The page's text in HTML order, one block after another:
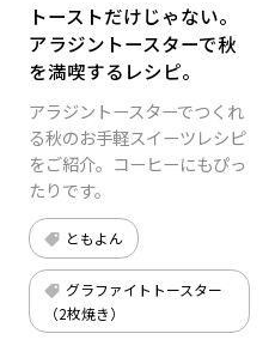
トーストだけじゃない。
アラジントースターで秋
を満喫するレシピ。
アラジントースターでつくれ
る秋のお手軽スイーツレシピ
をご紹介。コーヒーにもぴっ
たりです。
ともよん
グラファイトトースター
（2枚焼き）